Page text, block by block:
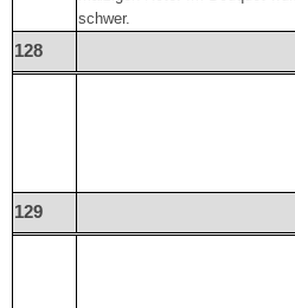
schwer.
128
129